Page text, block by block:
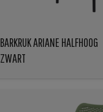
BARKRUK ARIANE HALFHOOG
ZWART